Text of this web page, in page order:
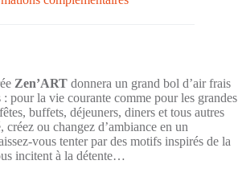
Zen’ART donnera un grand bol d’air frais
: pour la vie courante comme pour les grandes
buffets, déjeuners, diners et tous autres
ou changez d’ambiance en un
vous tenter par des motifs inspirés de la
incitent à la détente…